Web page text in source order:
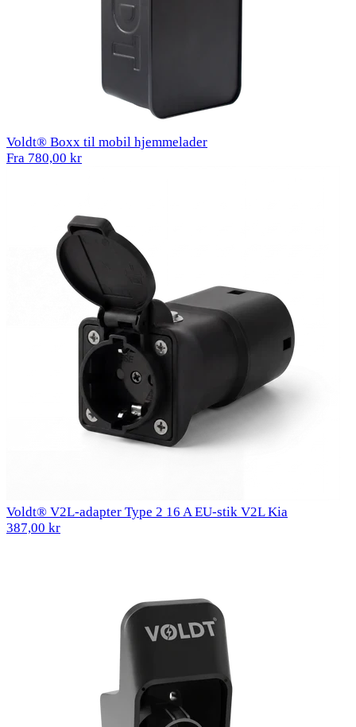
Voldt® Boxx til mobil hjemmelader
Fra 780,00 kr
Voldt® V2L-adapter Type 2 16 A EU-stik V2L Kia
387,00 kr